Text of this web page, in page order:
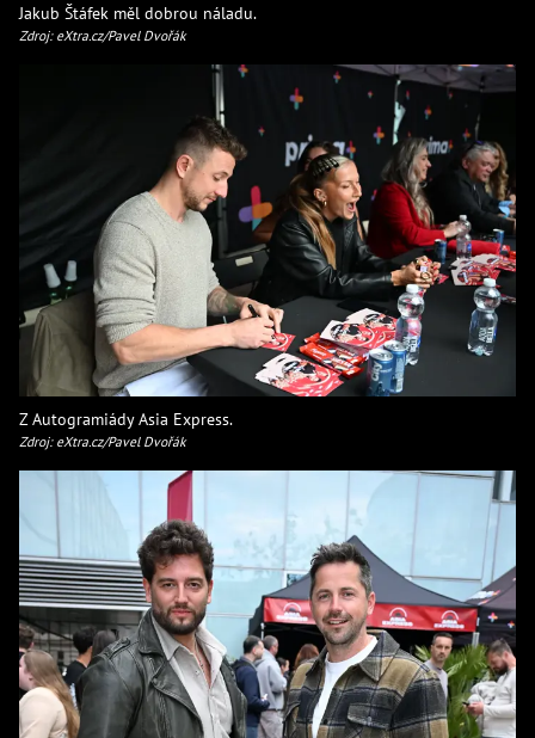
Jakub Štáfek měl dobrou náladu.
Zdroj: eXtra.cz/Pavel Dvořák
Z Autogramiády Asia Express.
Zdroj: eXtra.cz/Pavel Dvořák